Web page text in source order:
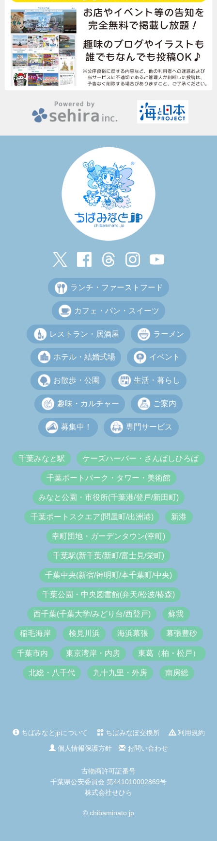
ランチ・ファーストフード
カフェ・パン・スイーツ
レストラン・居酒屋 ラーメン
ホテル・結婚式場 イベント
お散歩・公園 生活・暮らし
趣味・カルチャー ご案内
募集中！ 専門サービス
千葉みなと駅 ケーズハーバー・さんばしひろば
千葉ポートパーク・タワー・美術館
みなと公園・市役所(千葉港/登戸/新田町)
千葉ポートスクエア(問屋町/出洲港) 新港
幸町団地・ガーデンタウン(幸町)
千葉駅(新千葉/新町/富士見/栄町)
千葉中央(新宿/神明町/本千葉町/中央)
千葉公園・中央図書館(弁天/松波/椿森)
西千葉(千葉大学/みどり台/西登戸) 蘇我
稲毛海岸 検見川浜 海浜幕張 幕張豊砂
千葉市内 東京湾岸・内房 東葛（柏・松戸）
北総・八千代 九十九里・外房 南房総
ちばみなとjpについて ちばみなぽ交換所
利用規約
個人情報保護方針
お問い合わせ
古物商許可証番号
千葉県公安委員会 第441010002869号
株式会社せひら
© chibaminato.jp